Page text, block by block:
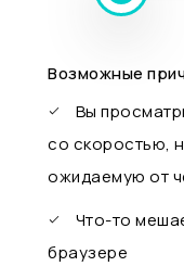
Возможные
Вы
со скоростью,
ожидаемую от
Что-то
браузере